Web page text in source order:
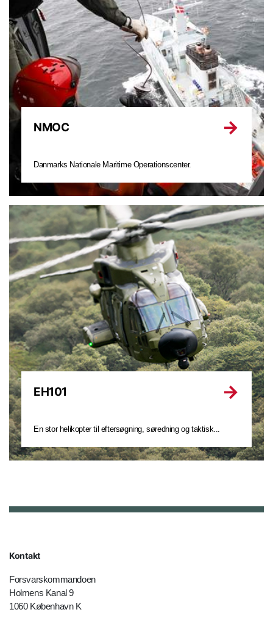
NMOC
Danmarks Nationale Maritime Operationscenter.
EH101
En stor helikopter til eftersøgning, søredning og taktisk...
Kontakt
Forsvarskommandoen
Holmens Kanal 9
1060 København K